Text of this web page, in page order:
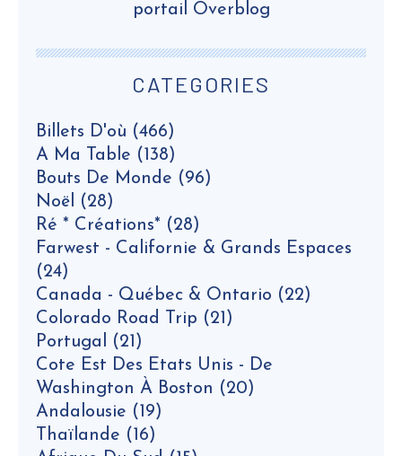
CATEGORIES
Billets D'où (466)
A Ma Table (138)
Bouts De Monde (96)
Noël (28)
Ré * Créations* (28)
Farwest - Californie & Grands Espaces
(24)
Canada - Québec & Ontario (22)
Colorado Road Trip (21)
Portugal (21)
Cote Est Des Etats Unis - De
Washington À Boston (20)
Andalousie (19)
Thaïlande (16)
portail Overblog